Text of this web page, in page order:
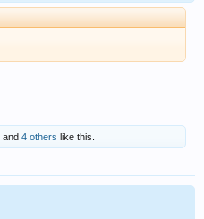
and 4 others like this.